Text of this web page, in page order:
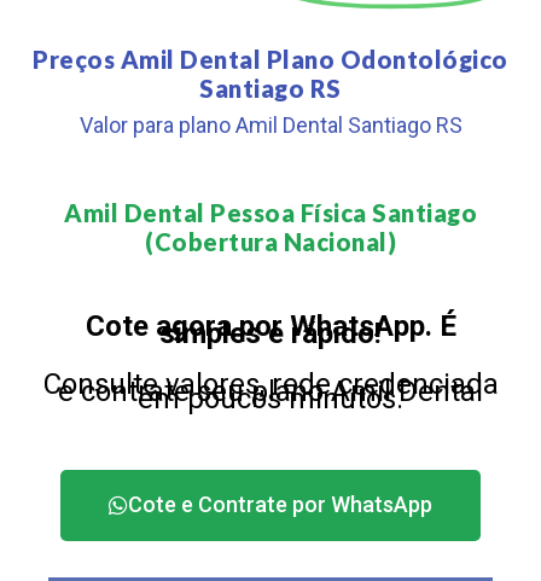
Preços Amil Dental Plano Odontológico
Santiago RS
Valor para plano Amil Dental Santiago RS
Amil Dental Pessoa Física Santiago
(Cobertura Nacional)​
Cote agora por WhatsApp. É
simples e rápido!
Consulte valores, rede credenciada
e contrate seu plano Amil Dental
em poucos minutos.
Cote e Contrate por WhatsApp